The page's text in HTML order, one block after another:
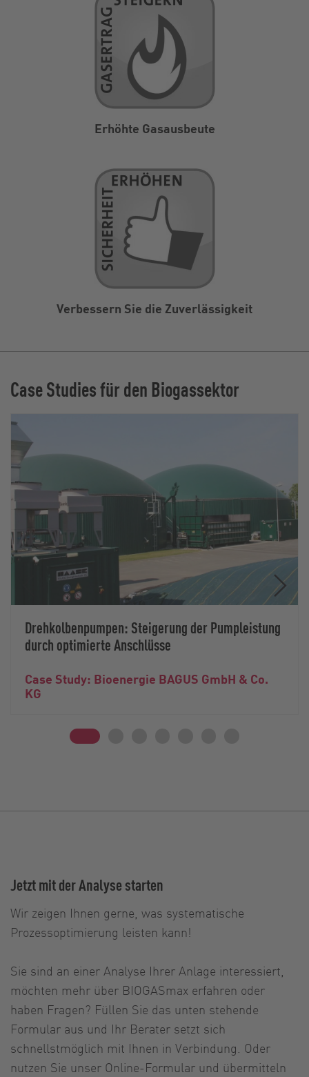
Erhöhte Gasausbeute
Verbessern Sie die Zuverlässigkeit
Case Studies für den Biogassektor
Drehkolbenpumpen: Steigerung der Pumpleistung
durch optimierte Anschlüsse
Case Study: Bioenergie BAGUS GmbH & Co.
KG
Jetzt mit der Analyse starten
Wir zeigen Ihnen gerne, was systematische
Prozessoptimierung leisten kann!
Sie sind an einer Analyse Ihrer Anlage interessiert,
möchten mehr über BIOGASmax erfahren oder
haben Fragen? Füllen Sie das unten stehende
Formular aus und Ihr Berater setzt sich
schnellstmöglich mit Ihnen in Verbindung. Oder
nutzen Sie unser Online-Formular und übermitteln